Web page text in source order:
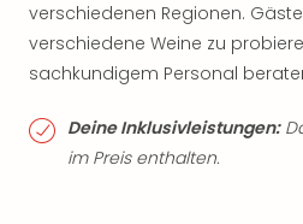
verschiedenen Regionen.
verschiedene Weine zu
sachkundigem Personal
Deine Inklusivleistungen:
im Preis enthalten.